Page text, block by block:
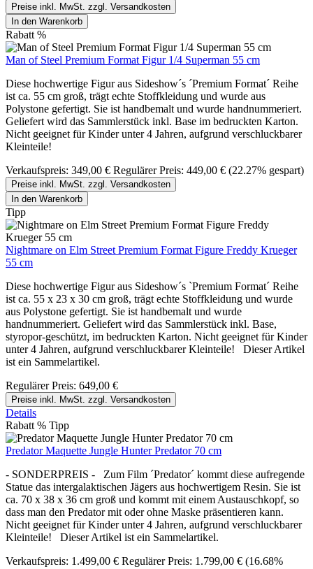
Preise inkl. MwSt. zzgl. Versandkosten
In den Warenkorb
Rabatt %
Man of Steel Premium Format Figur 1/4 Superman 55 cm
Diese hochwertige Figur aus Sideshow´s ´Premium Format´ Reihe
ist ca. 55 cm groß, trägt echte Stoffkleidung und wurde aus
Polystone gefertigt. Sie ist handbemalt und wurde handnummeriert.
Geliefert wird das Sammlerstück inkl. Base im bedruckten Karton.
Nicht geeignet für Kinder unter 4 Jahren, aufgrund verschluckbarer
Kleinteile!
Verkaufspreis: 349,00 € Regulärer Preis: 449,00 € (22.27% gespart)
Preise inkl. MwSt. zzgl. Versandkosten
In den Warenkorb
Tipp
Nightmare on Elm Street Premium Format Figure Freddy Krueger
55 cm
Diese hochwertige Figur aus Sideshow´s `Premium Format´ Reihe
ist ca. 55 x 23 x 30 cm groß, trägt echte Stoffkleidung und wurde
aus Polystone gefertigt. Sie ist handbemalt und wurde
handnummeriert. Geliefert wird das Sammlerstück inkl. Base,
styropor-geschützt, im bedruckten Karton. Nicht geeignet für Kinder
unter 4 Jahren, aufgrund verschluckbarer Kleinteile! Dieser Artikel
ist ein Sammelartikel.
Regulärer Preis: 649,00 €
Preise inkl. MwSt. zzgl. Versandkosten
Details
Rabatt % Tipp
Predator Maquette Jungle Hunter Predator 70 cm
- SONDERPREIS - Zum Film ´Predator´ kommt diese aufregende
Statue das intergalaktischen Jägers aus hochwertigem Resin. Sie ist
ca. 70 x 38 x 36 cm groß und kommt mit einem Austauschkopf, so
dass man den Predator mit oder ohne Maske präsentieren kann.
Nicht geeignet für Kinder unter 4 Jahren, aufgrund verschluckbarer
Kleinteile! Dieser Artikel ist ein Sammelartikel.
Verkaufspreis: 1.499,00 € Regulärer Preis: 1.799,00 € (16.68%